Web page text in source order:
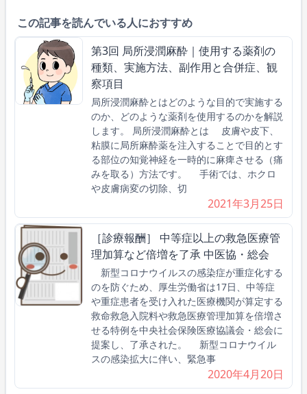
この記事を読んでいる人におすすめ
第3回 局所浸潤麻酔｜使用する薬剤の
種類、実施方法、副作用と合併症、観
察項目
局所浸潤麻酔とはどのような目的で実施する
のか、どのような薬剤を使用するのかを解説
します。 局所浸潤麻酔とは 皮膚や皮下、
粘膜に局所麻酔薬を注入することで目的とす
る部位の知覚神経を一時的に麻痺させる（痛
みを取る）方法です。 手術では、ホクロ
や皮膚病変の切除、切
2021年3月25日
［診療報酬］ 中等症以上の救急医療管
理加算など倍増を了承 中医協・総会
新型コロナウイルスの感染症が重症化する
のを防ぐため、厚生労働省は17日、中等症
や重症患者を受け入れた医療機関が算定する
救命救急入院料や救急医療管理加算を倍増さ
せる特例を中央社会保険医療協議会・総会に
提案し、了承された。 新型コロナウイル
スの感染拡大に伴い、緊急事
2020年4月20日